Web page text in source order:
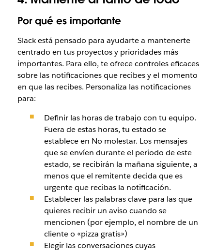
Por qué es importante
Slack está pensado para ayudarte a mantenerte
centrado en tus proyectos y prioridades más
importantes. Para ello, te ofrece controles eficaces
sobre las notificaciones que recibes y el momento
en que las recibes. Personaliza las notificaciones
para:
Definir las horas de trabajo con tu equipo.
Fuera de estas horas, tu estado se
establece en No molestar. Los mensajes
que se envíen durante el período de este
estado, se recibirán la mañana siguiente, a
menos que el remitente decida que es
urgente que recibas la notificación.
Establecer las palabras clave para las que
quieres recibir un aviso cuando se
mencionen (por ejemplo, el nombre de un
cliente o «pizza gratis»)
Elegir las conversaciones cuyas